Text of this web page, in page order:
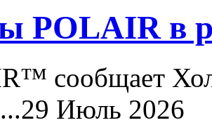
в
сообщает
29 Июль 2026